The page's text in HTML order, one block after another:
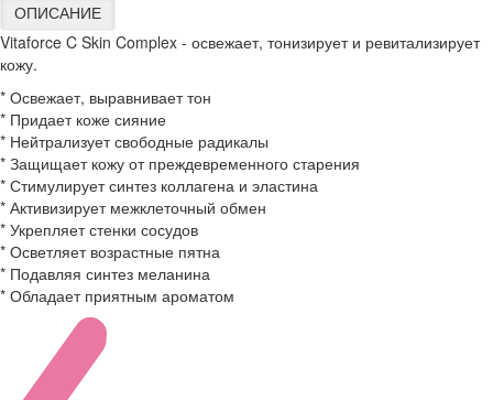
ОПИСАНИЕ
Vitaforce C Skin Complex - освежает, тонизирует и ревитализирует
кожу.
* Освежает, выравнивает тон
* Придает коже сияние
* Нейтрализует свободные радикалы
* Защищает кожу от преждевременного старения
* Стимулирует синтез коллагена и эластина
* Активизирует межклеточный обмен
* Укрепляет стенки сосудов
* Осветляет возрастные пятна
* Подавляя синтез меланина
* Обладает приятным ароматом